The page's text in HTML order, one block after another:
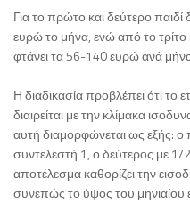
Για το πρώτο και δεύτερο
ευρώ το μήνα, ενώ από το τρίτο
φτάνει τα 56-140 ευρώ ανά
Η διαδικασία προβλέπει ότι το
διαιρείται με την κλίμακα
αυτή διαμορφώνεται ως εξής: ο
συντελεστή 1, ο δεύτερος με 1/
αποτέλεσμα καθορίζει την
συνεπώς το ύψος του μηνιαίου